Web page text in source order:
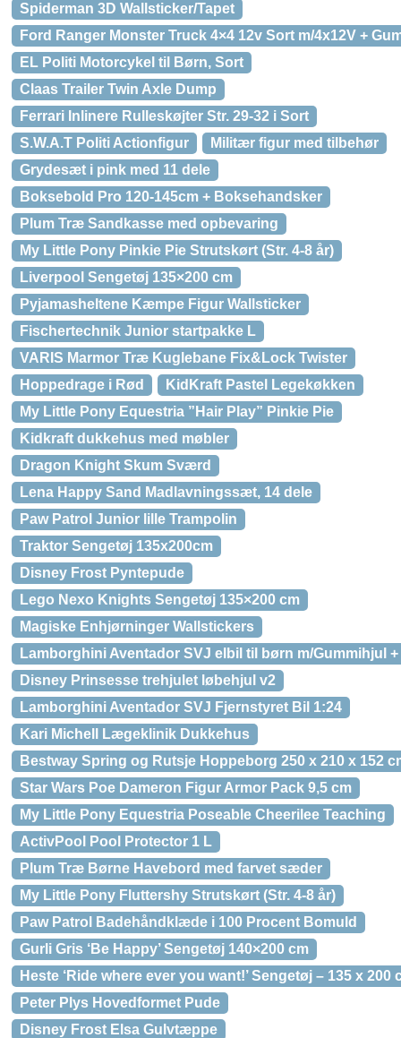
Spiderman 3D Wallsticker/Tapet
Ford Ranger Monster Truck 4×4 12v Sort m/4x12V +
EL Politi Motorcykel til Børn, Sort
Claas Trailer Twin Axle Dump
Ferrari Inlinere Rulleskøjter Str. 29-32 i Sort
S.W.A.T Politi Actionfigur
Militær figur med tilbehør
Grydesæt i pink med 11 dele
Boksebold Pro 120-145cm + Boksehandsker
Plum Træ Sandkasse med opbevaring
My Little Pony Pinkie Pie Strutskørt (Str. 4-8 år)
Liverpool Sengetøj 135×200 cm
Pyjamasheltene Kæmpe Figur Wallsticker
Fischertechnik Junior startpakke L
VARIS Marmor Træ Kuglebane Fix&Lock Twister
Hoppedrage i Rød
KidKraft Pastel Legekøkken
My Little Pony Equestria ”Hair Play” Pinkie Pie
Kidkraft dukkehus med møbler
Dragon Knight Skum Sværd
Lena Happy Sand Madlavningssæt, 14 dele
Paw Patrol Junior lille Trampolin
Traktor Sengetøj 135x200cm
Disney Frost Pyntepude
Lego Nexo Knights Sengetøj 135×200 cm
Magiske Enhjørninger Wallstickers
Lamborghini Aventador SVJ elbil til børn m/Gummihjul +
Disney Prinsesse trehjulet løbehjul v2
Lamborghini Aventador SVJ Fjernstyret Bil 1:24
Kari Michell Lægeklinik Dukkehus
Bestway Spring og Rutsje Hoppeborg 250 x 210 x 152
Star Wars Poe Dameron Figur Armor Pack 9,5 cm
My Little Pony Equestria Poseable Cheerilee Teaching
ActivPool Pool Protector 1 L
Plum Træ Børne Havebord med farvet sæder
My Little Pony Fluttershy Strutskørt (Str. 4-8 år)
Paw Patrol Badehåndklæde i 100 Procent Bomuld
Gurli Gris ‘Be Happy’ Sengetøj 140×200 cm
Heste ‘Ride where ever you want!’ Sengetøj – 135 x 200
Peter Plys Hovedformet Pude
Disney Frost Elsa Gulvtæppe